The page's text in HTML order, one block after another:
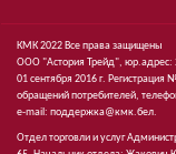
КМК 2022 Все права защищены
ООО "Астория Трейд", юр.адрес:
01 сентября 2016 г.
обращений потребителей,
e-mail: поддержка@кмк.бел.
Отдел торговли и услуг